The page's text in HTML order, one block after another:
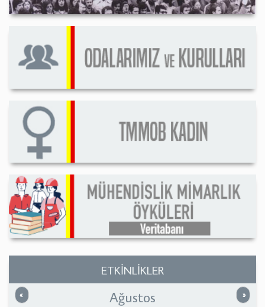
ETKİNLİKLER
« Önceki »
Ağustos